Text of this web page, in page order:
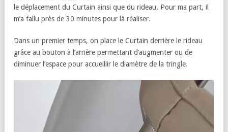
le déplacement du Curtain ainsi que du rideau. Pour ma part, il
m’a fallu près de 30 minutes pour là réaliser.
Dans un premier temps, on place le Curtain derrière le rideau
grâce au bouton à l’arrière permettant d’augmenter ou de
diminuer l’espace pour accueillir le diamètre de la tringle.